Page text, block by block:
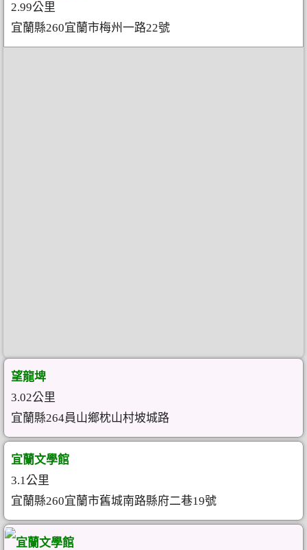
2.99公里
宜蘭縣260宜蘭市梅州一路22號
望龍埤
3.02公里
宜蘭縣264員山鄉枕山村坡城路
宜蘭文學館
3.1公里
宜蘭縣260宜蘭市舊城南路縣府二巷19號
宜蘭文學館